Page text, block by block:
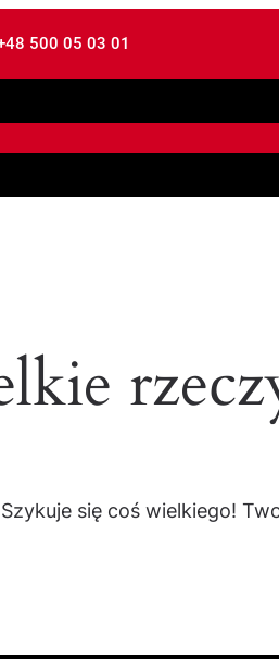
500 05 03 01
Szykuje się coś wielkiego!